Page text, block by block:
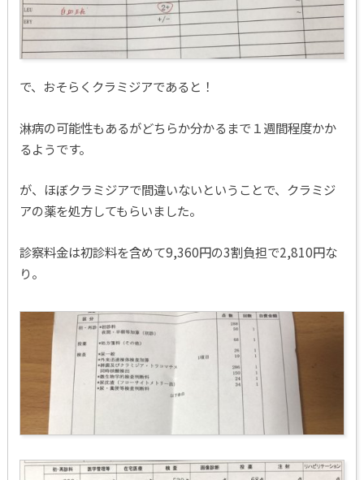
で、おそらくクラミジアであると！
淋病の可能性もあるがどちらか分かるまで１週間程度かか
るようです。
が、ほぼクラミジアで間違いないということで、クラミジ
アの薬を処方してもらいました。
診察料金は初診料を含めて9,360円の3割負担で2,810円な
り。